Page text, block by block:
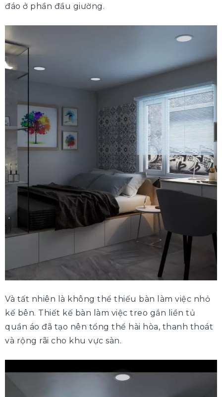
đáo ở phần đầu giường.
Và tất nhiên là không thể thiếu bàn làm việc nhỏ
kế bên. Thiết kế bàn làm việc treo gắn liền tủ
quần áo đã tạo nên tổng thể hài hòa, thanh thoát
và rộng rãi cho khu vực sàn.